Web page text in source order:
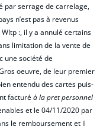
par serrage de carrelage,
n’est pas à revenus
:, il y a annulé certains
limitation de la vente de
une société de
oeuvre, de leur premier
entendu des cartes puis-
facturéà la pret personnel
et le 04/11/2020 par
le remboursement et il